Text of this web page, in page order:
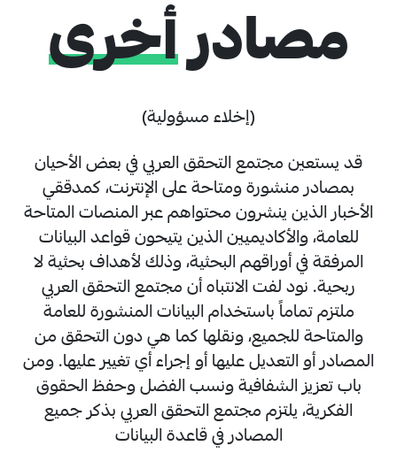
مصادرأخرى
(إخلاء مسؤولية)
قد يستعين مجتمع التحقق العربي في بعض الأحيان
بمصادر منشورة ومتاحة على الإنترنت، كمدققي
الأخبار الذين ينشرون محتواهم عبر المنصات المتاحة
للعامة، والأكاديميين الذين يتيحون قواعد البيانات
المرفقة في أوراقهم البحثية، وذلك لأهداف بحثية لا
ربحية. نود لفت الانتباه أن مجتمع التحقق العربي
ملتزم تماماً باستخدام البيانات المنشورة للعامة
والمتاحة للجميع، ونقلها كما هي دون التحقق من
المصادر أو التعديل عليها أو إجراء أي تغيير عليها. ومن
باب تعزيز الشفافية ونسب الفضل وحفظ الحقوق
الفكرية، يلتزم مجتمع التحقق العربي بذكر جميع
المصادر في قاعدة البيانات